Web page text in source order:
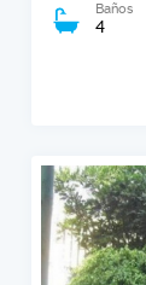
Baños
4